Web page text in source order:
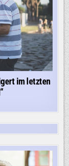
im letzten